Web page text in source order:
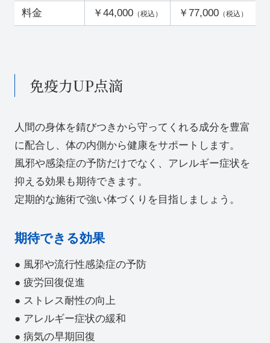
料金 ￥44,000（税込） ￥77,000（税込）
免疫力UP点滴
人間の身体を錆びつきから守ってくれる成分を豊富
に配合し、体の内側から健康をサポートします。
風邪や感染症の予防だけでなく、アレルギー症状を
抑える効果も期待できます。
定期的な施術で強い体づくりを目指しましょう。
期待できる効果
● 風邪や流行性感染症の予防
● 疲労回復促進
● ストレス耐性の向上
● アレルギー症状の緩和
● 病気の早期回復